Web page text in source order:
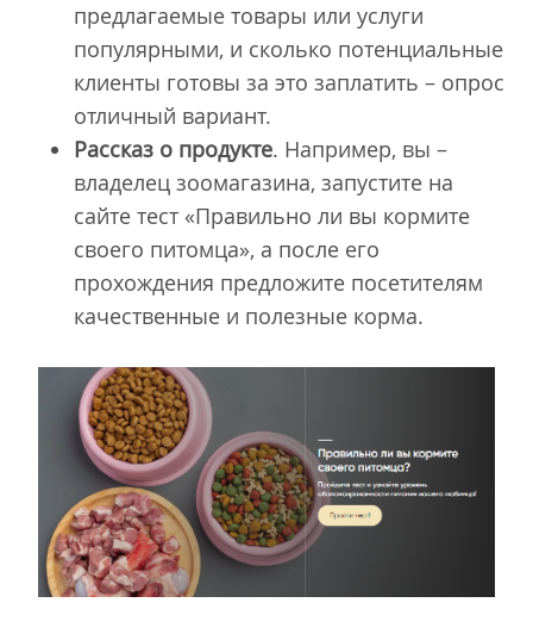
предлагаемые товары или услуги
популярными, и сколько потенциальные
клиенты готовы за это заплатить – опрос
отличный вариант.
Рассказ о продукте. Например, вы –
владелец зоомагазина, запустите на
сайте тест «Правильно ли вы кормите
своего питомца», а после его
прохождения предложите посетителям
качественные и полезные корма.